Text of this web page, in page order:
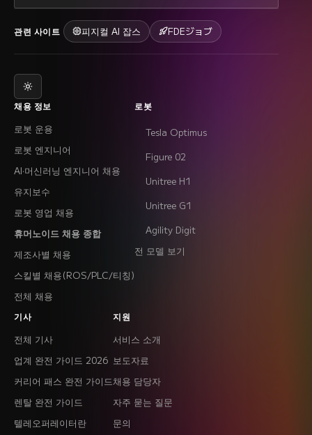
관련 사이트 피지컬 AI 잡스 FDEジョブ
채용 정보
로봇 운용
로봇 엔지니어
AI·머신러닝 엔지니어 채용
유지보수
로봇 영업 채용
휴머노이드 채용 종합
제조사별 채용
스킬별 채용(ROS/PLC/티칭)
전체 채용
로봇
Tesla Optimus
Figure 02
Unitree H1
Unitree G1
Agility Digit
전 모델 보기
기사
전체 기사
업계 완전 가이드 2026
커리어 패스 완전 가이드
렌탈 완전 가이드
텔레오퍼레이터란
지원
서비스 소개
보도자료
채용 담당자
자주 묻는 질문
문의